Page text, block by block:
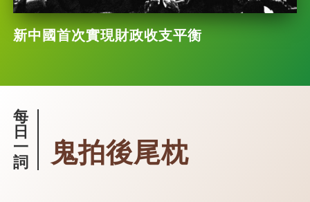
新中國首次實現財政收支平衡
每
日
一
詞
鬼拍後尾枕